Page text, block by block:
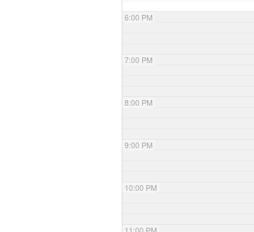
6:00 PM
7:00 PM
8:00 PM
9:00 PM
10:00 PM